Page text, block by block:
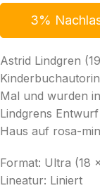
3%
Astrid Lindgren
Mal und wurden
Lindgrens
Haus auf rosa-
Format: Ultra (18
Lineatur: Liniert